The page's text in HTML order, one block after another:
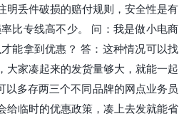
明丢件破损的赔付规则，安全性是有
比专线高不少。 问：我是做小电商
能拿到优惠？ 答：这种情况可以找
大家凑起来的发货量够大，就能一起
多存两三个不同品牌的网点业务员
给临时的优惠政策，凑上去发就能省